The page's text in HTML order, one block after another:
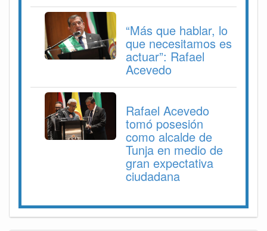
“Más que hablar, lo
que necesitamos es
actuar”: Rafael
Acevedo
Rafael Acevedo
tomó posesión
como alcalde de
Tunja en medio de
gran expectativa
ciudadana